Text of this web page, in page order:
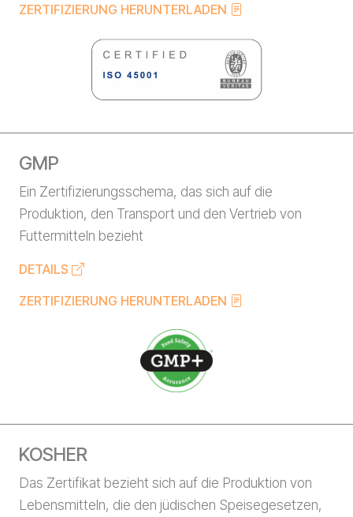
ZERTIFIZIERUNG HERUNTERLADEN
GMP
Ein Zertifizierungsschema, das sich auf die
Produktion, den Transport und den Vertrieb von
Futtermitteln bezieht
DETAILS
ZERTIFIZIERUNG HERUNTERLADEN
KOSHER
Das Zertifikat bezieht sich auf die Produktion von
Lebensmitteln, die den jüdischen Speisegesetzen,